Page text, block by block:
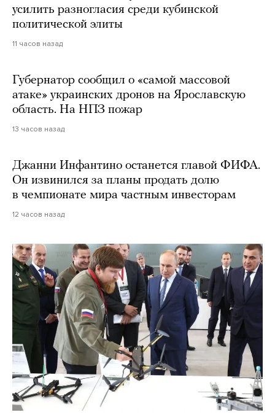
усилить разногласия среди кубинской
политической элиты
11 часов назад
Губернатор сообщил о «самой массовой
атаке» украинских дронов на Ярославскую
область. На НПЗ пожар
13 часов назад
Джанни Инфантино останется главой ФИФА.
Он извинился за планы продать долю
в чемпионате мира частным инвесторам
12 часов назад